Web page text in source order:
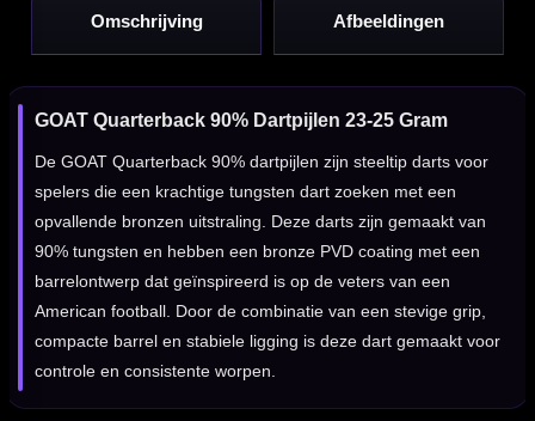
Omschrijving Afbeeldingen
GOAT Quarterback 90% Dartpijlen 23-25 Gram
De GOAT Quarterback 90% dartpijlen zijn steeltip darts voor
spelers die een krachtige tungsten dart zoeken met een
opvallende bronzen uitstraling. Deze darts zijn gemaakt van
90% tungsten en hebben een bronze PVD coating met een
barrelontwerp dat geïnspireerd is op de veters van een
American football. Door de combinatie van een stevige grip,
compacte barrel en stabiele ligging is deze dart gemaakt voor
controle en consistente worpen.